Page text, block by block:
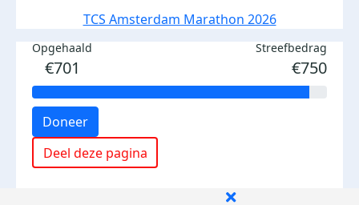
TCS Amsterdam Marathon 2026
Opgehaald
€701
Streefbedrag
€750
Doneer
Deel deze pagina